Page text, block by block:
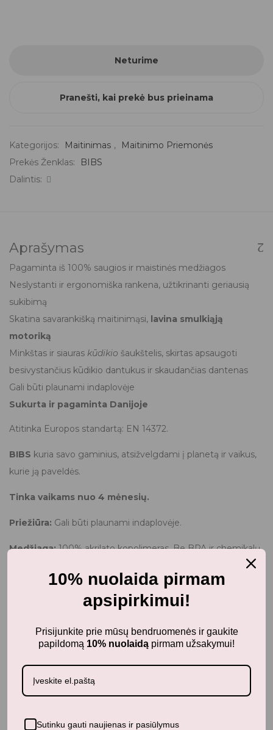
Neturime
Pranešti, kai prekė bus prieinama
Kategorijos: Maitinimas ,
Maitinimo Priemonės
Prekės Ženklas:
BIBS
Dalintis:
Aprašymas
Pagaminta iš 100% saugios ir maistinės medžiagos
Neslystanti ir ergonomiška rankena, užtikrinanti geriausią
sukibimą
Skatina savarankišką maitinimąsi, lavina smulkiąją
motoriką
Minkštas ir siauras kūdikio šaukštelis, skirtas apsaugoti
besivystančius kūdikio dantukus ir skaudančias dantenas
Gali būti plaunami indaplovėje
Sukurta ir pagaminta Danijoje
Atitinka Europos standartą: EN 14372.
BIBS kuria savo gaminius, atsižvelgdami į planetą ir vaikus,
kurie ją paveldės.
Tinka vaikams nuo 4 mėnesių.
Priežiūra: Gali būti plaunami indaplovėje.
Medžiaga:100% akrilato kopolimeras. Be BPA ir chemikalų.
Didysis šaukštelis: 17,3 x 2,6 cm.
Svoris:
Mažasis šaukštelis: 16 g.
Didysis šaukštelis: 22 g.
Viso: 38 g.
10% nuolaida pirmam
apsipirkimui!
Prisijunkite prie mūsų bendruomenės ir gaukite
papildomą 10% nuolaidą pirmam užsakymui!
Sutinku gauti naujienas ir pasiūlymus